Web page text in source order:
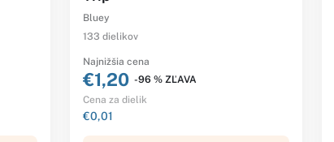
Bluey
133 dielikov
Najnižšia cena
€1,20 -96 % ZĽAVA
Cena za dielik
€0,01